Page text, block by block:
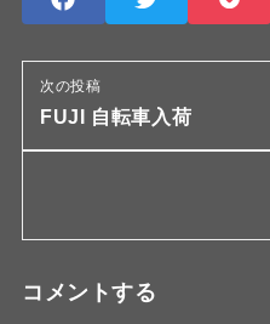
次の投稿
FUJI 自転車入荷
コメントする